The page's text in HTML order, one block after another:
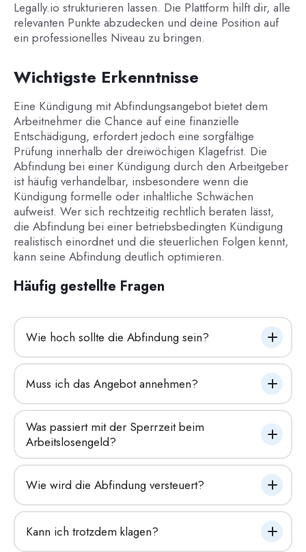
Legally.io strukturieren lassen. Die Plattform hilft dir, alle
relevanten Punkte abzudecken und deine Position auf
ein professionelles Niveau zu bringen.
Wichtigste Erkenntnisse
Eine Kündigung mit Abfindungsangebot bietet dem
Arbeitnehmer die Chance auf eine finanzielle
Entschädigung, erfordert jedoch eine sorgfältige
Prüfung innerhalb der dreiwöchigen Klagefrist. Die
Abfindung bei einer Kündigung durch den Arbeitgeber
ist häufig verhandelbar, insbesondere wenn die
Kündigung formelle oder inhaltliche Schwächen
aufweist. Wer sich rechtzeitig rechtlich beraten lässt,
die Abfindung bei einer betriebsbedingten Kündigung
realistisch einordnet und die steuerlichen Folgen kennt,
kann seine Abfindung deutlich optimieren.
Häufig gestellte Fragen
Wie hoch sollte die Abfindung sein?
Muss ich das Angebot annehmen?
Was passiert mit der Sperrzeit beim
Arbeitslosengeld?
Wie wird die Abfindung versteuert?
Kann ich trotzdem klagen?